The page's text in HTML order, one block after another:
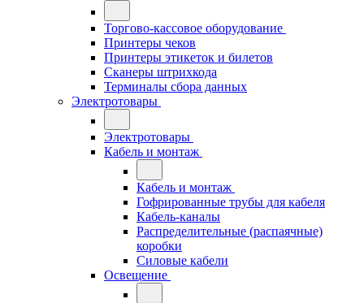
Торгово-кассовое оборудование
Принтеры чеков
Принтеры этикеток и билетов
Сканеры штрихкода
Терминалы сбора данных
Электротовары
Электротовары
Кабель и монтаж
Кабель и монтаж
Гофрированные трубы для кабеля
Кабель-каналы
Распределительные (распаячные)
коробки
Силовые кабели
Освещение